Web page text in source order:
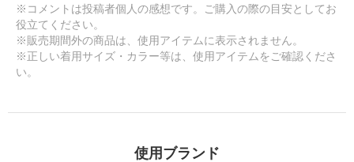
※コメントは投稿者個人の感想です。ご購入の際の目安としてお
役立てください。
※販売期間外の商品は、使用アイテムに表示されません。
※正しい着用サイズ・カラー等は、使用アイテムをご確認くださ
い。
使用ブランド